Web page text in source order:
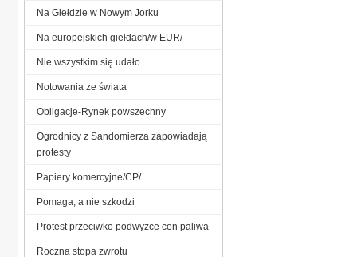
Na Giełdzie w Nowym Jorku
Na europejskich giełdach/w EUR/
Nie wszystkim się udało
Notowania ze świata
Obligacje-Rynek powszechny
Ogrodnicy z Sandomierza zapowiadają
protesty
Papiery komercyjne/CP/
Pomaga, a nie szkodzi
Protest przeciwko podwyżce cen paliwa
Roczna stopa zwrotu